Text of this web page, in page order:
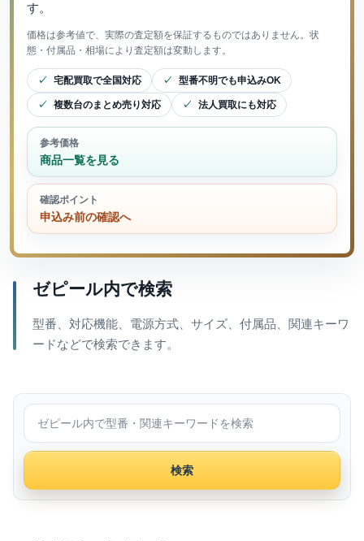
す。
価格は参考値で、実際の査定額を保証するものではありません。状
態・付属品・相場により査定額は変動します。
宅配買取で全国対応 型番不明でも申込みOK
複数台のまとめ売り対応 法人買取にも対応
参考価格
商品一覧を見る
確認ポイント
申込み前の確認へ
ゼピール内で検索
型番、対応機能、電源方式、サイズ、付属品、関連キーワ
ードなどで検索できます。
ゼピール内で検索
検索